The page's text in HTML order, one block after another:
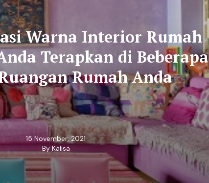
Warna Interior Rumah
Terapkan di Beberapa
Rumah Anda
15 November, 2021
By Kalisa